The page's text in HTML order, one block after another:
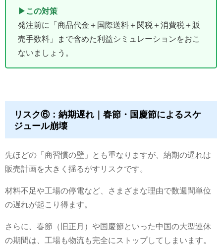
▶この対策
発注前に「商品代金＋国際送料＋関税＋消費税＋販
売手数料」まで含めた利益シミュレーションをおこ
ないましょう。
リスク⑥：納期遅れ｜春節・国慶節によるスケ
ジュール崩壊
先ほどの「商習慣の壁」とも重なりますが、納期の遅れは
販売計画を大きく揺るがすリスクです。
材料不足や工場の停電など、さまざまな理由で数週間単位
の遅れが起こり得ます。
さらに、春節（旧正月）や国慶節といった中国の大型連休
の期間は、工場も物流も完全にストップしてしまいます。